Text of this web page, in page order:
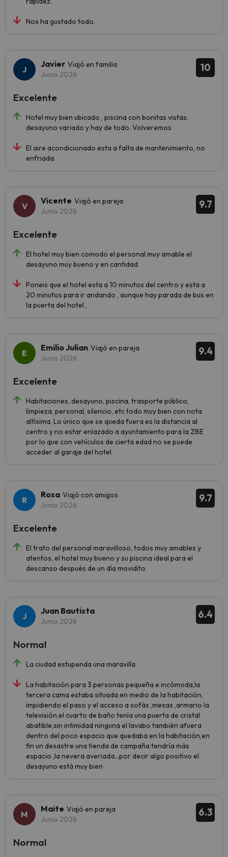
Nos ha gustado todo.
10
Javier Viajó en familia
Junio 2026
Hotel muy bien ubicado , piscina con bonitas vistas,
desayuno variado y hay de todo. Volveremos
El aire acondicionado esta a falta de mantenimiento, no
enfriada.
Excelente
9.7
Vicente Viajó en pareja
Junio 2026
El hotel muy bien comodo el personal muy amable el
desayuno muy bueno y en cantidad
Poneis que el hotel esta a 10 minutos del centro y esta a
20 minutos para ir andando , aunque hay parada de bus en
la puerta del hotel ,
Excelente
9.4
Emilio Julian Viajó en pareja
Junio 2026
Habitaciones, desayuno, piscina, trasporte público,
limpieza, personal, silencio, etc todo muy bien con nota
altísima. Lo único que se queda fuera es la distancia al
centro y no estar enlazado a ayuntamiento para la ZBE
por lo que con vehículos de cierta edad no se puede
acceder al garaje del hotel.
Excelente
9.7
Rosa Viajó con amigos
Junio 2026
El trato del personal maravilloso, todos muy amables y
atentos, el hotel muy bueno y su piscina ideal para el
descanso después de un día movidito
Excelente
6.4
Juan Bautista
Junio 2026
La ciudad estupenda una maravilla
La habitación para 3 personas pequeña e incómoda,la
tercera cama estaba situada en medio de la habitación,
impidiendo el paso y el acceso a sofás ,mesas ,armario la
televisión,el cuarto de baño tenía una puerta de cristal
abatible,sin intimidad ninguna el lavabo también afuera
dentro del poco espacio que quedaba en la habitación,en
fin un desastre una tienda de campaña tendría más
espacio ,la nevera averiada...por decir algo positivo el
desayuno está muy bien
Normal
6.3
Maite Viajó en pareja
Junio 2026
Normal